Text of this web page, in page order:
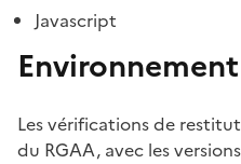
Javascript
Les vérifications de
du RGAA, avec les